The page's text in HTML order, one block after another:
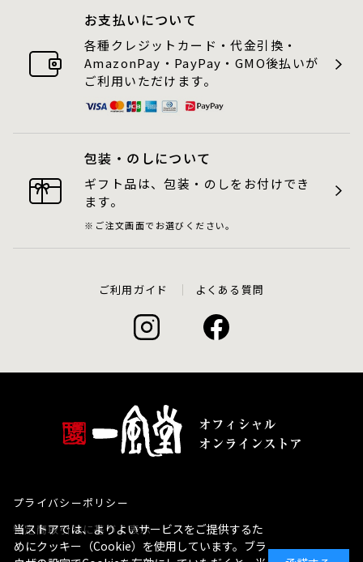
お支払いについて
各種クレジットカード・代金引換・
AmazonPay・PayPay・GMO後払いが
ご利用いただけます。
包装・のしについて
ギフト品は、包装・のしをお付けでき
ます。
ご注文画面でお選びください。
ご利用ガイド よくある質問
プライバシーポリシー
特定商取引法に基づく表示
当ストアでは、よりよいサービスをご提供するた
めにクッキー（Cookie）を使用しています。ブラ